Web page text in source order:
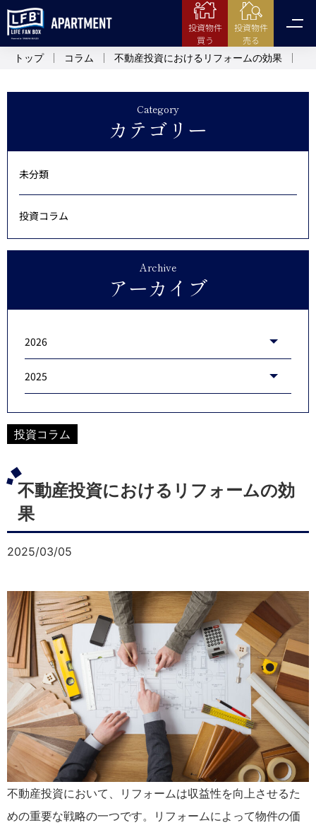
投資物件
買う
投資物件
売る
トップ
コラム 不動産投資におけるリフォームの効果
Category
カテゴリー
未分類
投資コラム
Archive
アーカイブ
2026
2025
投資コラム
不動産投資におけるリフォームの効
果
2025/03/05
不動産投資において、リフォームは収益性を向上させるた
めの重要な戦略の一つです。リフォームによって物件の価